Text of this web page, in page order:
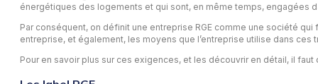
énergétiques des logements et qui sont, en même temps, engagées
Par conséquent, on définit une entreprise RGE comme une société
entreprise, et également, les moyens que l’entreprise utilise dans ces
Pour en savoir plus sur ces exigences, et les découvrir en détail, il